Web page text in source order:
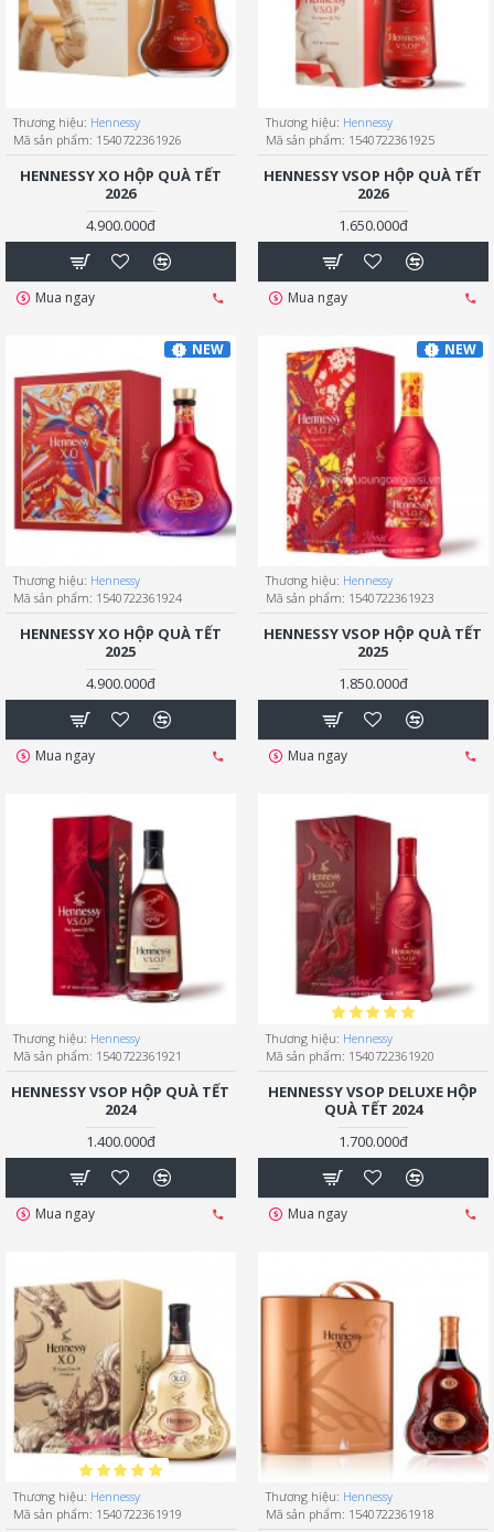
Thương hiệu: Hennessy
Mã sản phẩm: 1540722361926
HENNESSY XO HỘP QUÀ TẾT
2026
4.900.000đ
Mua ngay
Thương hiệu: Hennessy
Mã sản phẩm: 1540722361925
HENNESSY VSOP HỘP QUÀ TẾT
2026
1.650.000đ
Mua ngay
NEW
Thương hiệu: Hennessy
Mã sản phẩm: 1540722361924
HENNESSY XO HỘP QUÀ TẾT
2025
4.900.000đ
Mua ngay
NEW
Thương hiệu: Hennessy
Mã sản phẩm: 1540722361923
HENNESSY VSOP HỘP QUÀ TẾT
2025
1.850.000đ
Mua ngay
Thương hiệu: Hennessy
Mã sản phẩm: 1540722361921
HENNESSY VSOP HỘP QUÀ TẾT
2024
1.400.000đ
Mua ngay
Thương hiệu: Hennessy
Mã sản phẩm: 1540722361920
HENNESSY VSOP DELUXE HỘP
QUÀ TẾT 2024
1.700.000đ
Mua ngay
Thương hiệu: Hennessy
Mã sản phẩm: 1540722361919
Thương hiệu: Hennessy
Mã sản phẩm: 1540722361918